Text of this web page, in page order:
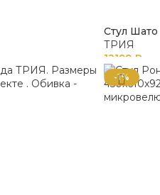
Стул Шато
ТРИЯ
12199 ₽
-1%